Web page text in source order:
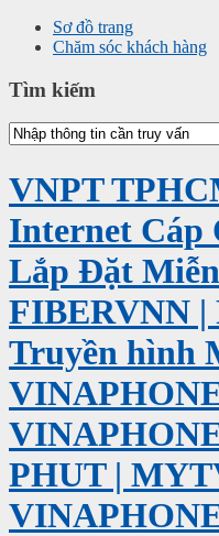
Sơ đồ trang
Chăm sóc khách hàng
Tìm kiếm
VNPT
Internet Cáp
Lắp Đặt
FIBERVNN |
Truyền hình
PHUT |